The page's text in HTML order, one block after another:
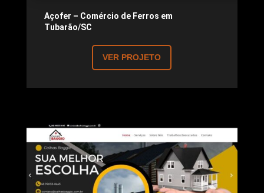
Açofer – Comércio de Ferros em
Tubarão/SC
VER PROJETO